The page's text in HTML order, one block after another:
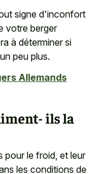
signe d'inconfort
votre berger
à déterminer si
peu plus.
Allemands
ils la
pour le froid, et leur
les conditions de